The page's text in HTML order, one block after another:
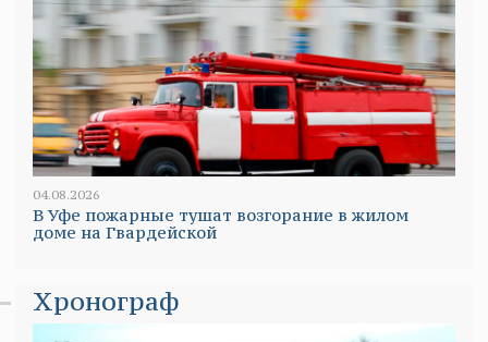
04.08.2026
В Уфе пожарные тушат возгорание в жилом
доме на Гвардейской
Хронограф